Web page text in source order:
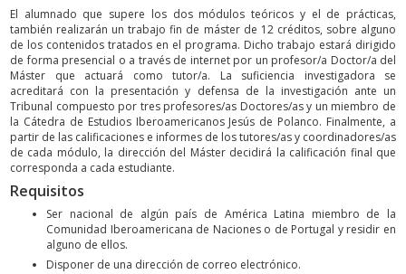
El alumnado que supere los dos módulos teóricos y el de prácticas,
también realizarán un trabajo fin de máster de 12 créditos, sobre alguno
de los contenidos tratados en el programa. Dicho trabajo estará dirigido
de forma presencial o a través de internet por un profesor/a Doctor/a del
Máster que actuará como tutor/a. La suficiencia investigadora se
acreditará con la presentación y defensa de la investigación ante un
Tribunal compuesto por tres profesores/as Doctores/as y un miembro de
la Cátedra de Estudios Iberoamericanos Jesús de Polanco. Finalmente, a
partir de las calificaciones e informes de los tutores/as y coordinadores/as
de cada módulo, la dirección del Máster decidirá la calificación final que
corresponda a cada estudiante.
Requisitos
Ser nacional de algún país de América Latina miembro de la
Comunidad Iberoamericana de Naciones o de Portugal y residir en
alguno de ellos.
Disponer de una dirección de correo electrónico.